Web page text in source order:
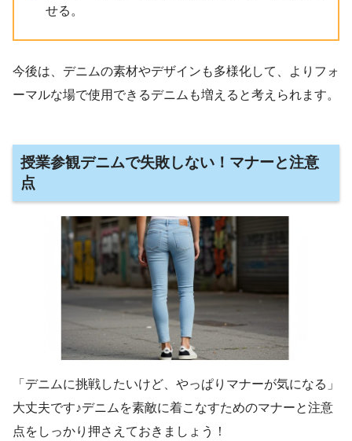
せる。
今後は、デニムの素材やデザインも多様化して、よりフォ
ーマルな場で使用できるデニムも増えると考えられます。
授業参観デニムで失敗しない！マナーと注意
点
「デニムに挑戦したいけど、やっぱりマナーが気になる」
大丈夫です♪デニムを素敵に着こなすためのマナーと注意
点をしっかり押さえておきましょう！